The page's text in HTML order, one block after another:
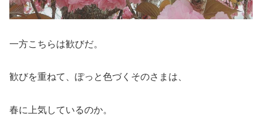
一方こちらは歓びだ。
歓びを重ねて、ぽっと色づくそのさまは、
春に上気しているのか。